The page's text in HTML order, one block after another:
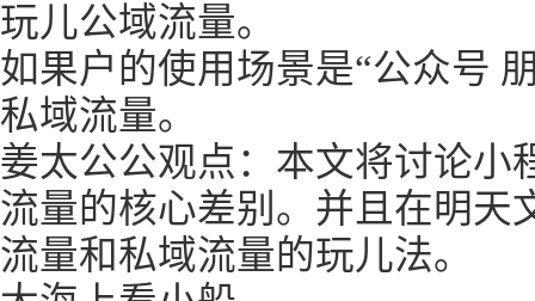
玩儿公域流量。
如果户的使用场景是“公众号
私域流量。
姜太公公观点：本文将讨论小
流量的核心差别。并且在明天
流量和私域流量的玩儿法。